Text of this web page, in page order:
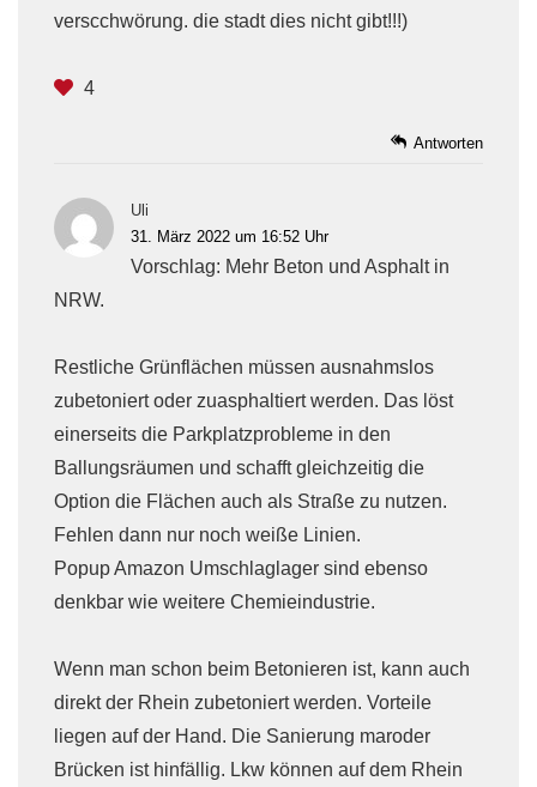
verscchwörung. die stadt dies nicht gibt!!!)
4
Antworten
Uli
31. März 2022 um 16:52 Uhr
Vorschlag: Mehr Beton und Asphalt in
NRW.
Restliche Grünflächen müssen ausnahmslos
zubetoniert oder zuasphaltiert werden. Das löst
einerseits die Parkplatzprobleme in den
Ballungsräumen und schafft gleichzeitig die
Option die Flächen auch als Straße zu nutzen.
Fehlen dann nur noch weiße Linien.
Popup Amazon Umschlaglager sind ebenso
denkbar wie weitere Chemieindustrie.
Wenn man schon beim Betonieren ist, kann auch
direkt der Rhein zubetoniert werden. Vorteile
liegen auf der Hand. Die Sanierung maroder
Brücken ist hinfällig. Lkw können auf dem Rhein